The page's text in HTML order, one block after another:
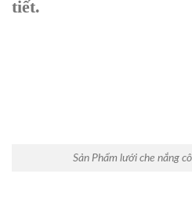
tiết.
Sản Phẩm lưới che nắng